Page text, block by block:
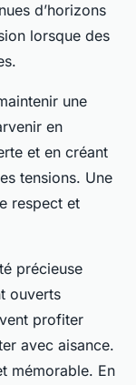
d’horizons
lorsque des
une
en
et en créant
tensions. Une
respect et
précieuse
ouverts
profiter
avec aisance.
mémorable. En